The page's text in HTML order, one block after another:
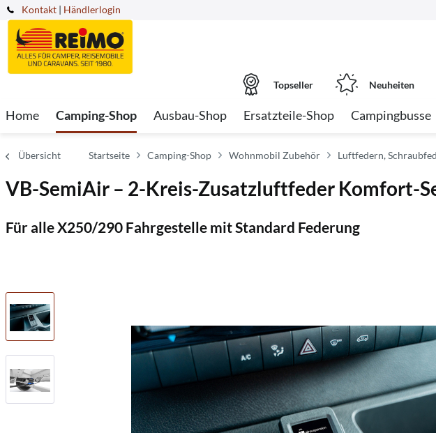
Kontakt | Händlerlogin
Topseller Neuheiten
Home Camping-Shop Ausbau-Shop Ersatzteile-Shop Campingbusse
Übersicht Startseite Camping-Shop Wohnmobil Zubehör Luftfedern,
VB-SemiAir – 2-Kreis-Zusatzluftfeder Komfort-
Für alle X250/290 Fahrgestelle mit Standard Federung